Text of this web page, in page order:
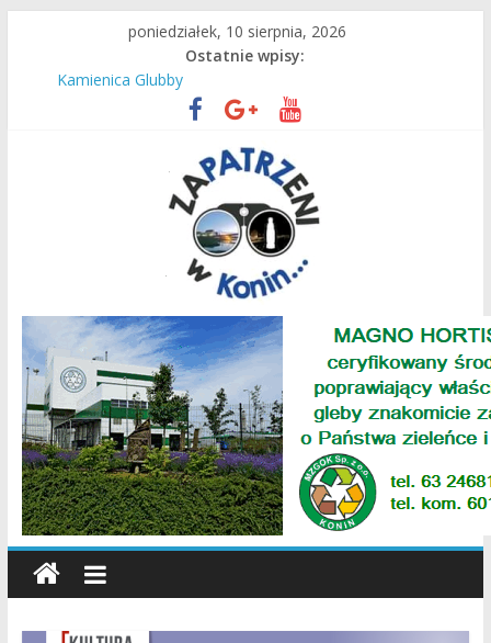
poniedziałek, 10 sierpnia, 2026
Ostatnie wpisy:
Konin dawniej i dziś w obiektywie Jana Sochackiego…
Nowa baza dla konińskich ratowników medycznych!
Nie próżnują we wakacje!
Konińska Fara dawniej i dziś…
Zapatrzeni
w
Konin
wiadomości,
informacje,
sport,
Konin,
Koło,
Słupca,